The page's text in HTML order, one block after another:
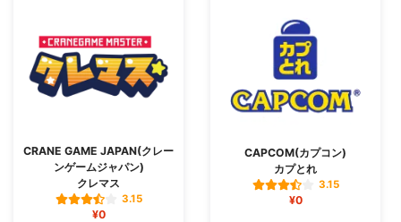
CRANE GAME JAPAN(クレー
ンゲームジャパン)
クレマス
3.15
¥0
CAPCOM(カプコン)
カプとれ
3.15
¥0